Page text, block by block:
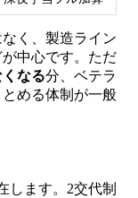
く、製造ライン
中心です。ただ
なる分、ベテラ
める体制が一般
します。2交代制